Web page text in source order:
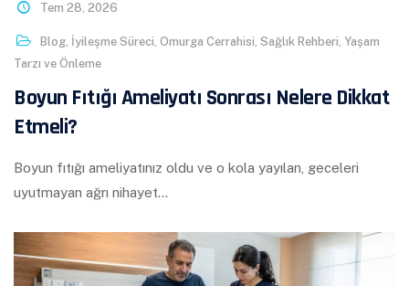
Tem 28, 2026
Blog, İyileşme Süreci, Omurga Cerrahisi, Sağlık Rehberi, Yaşam
Tarzı ve Önleme
Boyun Fıtığı Ameliyatı Sonrası Nelere Dikkat
Etmeli?
Boyun fıtığı ameliyatınız oldu ve o kola yayılan, geceleri
uyutmayan ağrı nihayet…